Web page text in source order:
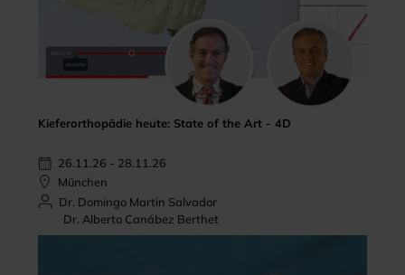
Kieferorthopädie heute: State of the Art - 4D
26.11.26 - 28.11.26
München
Dr. Domingo Martin Salvador
Dr. Alberto Canábez Berthet